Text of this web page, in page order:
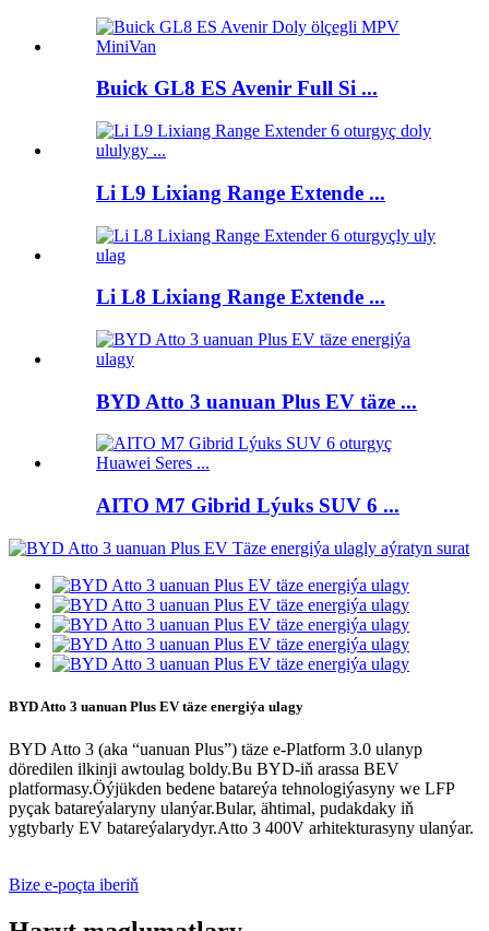
Buick GL8 ES Avenir Full Si ...
Li L9 Lixiang Range Extende ...
Li L8 Lixiang Range Extende ...
BYD Atto 3 uanuan Plus EV täze ...
AITO M7 Gibrid Lýuks SUV 6 ...
BYD Atto 3 uanuan Plus EV täze energiýa ulagy
BYD Atto 3 (aka “uanuan Plus”) täze e-Platform 3.0 ulanyp
döredilen ilkinji awtoulag boldy.Bu BYD-iň arassa BEV
platformasy.Öýjükden bedene batareýa tehnologiýasyny we LFP
pyçak batareýalaryny ulanýar.Bular, ähtimal, pudakdaky iň
ygtybarly EV batareýalarydyr.Atto 3 400V arhitekturasyny ulanýar.
Bize e-poçta iberiň